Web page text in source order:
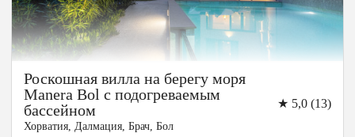
Роскошная вилла на берегу моря
Manera Bol с подогреваемым
бассейном
★ 5,0 (13)
Хорватия, Далмация, Брач, Бол